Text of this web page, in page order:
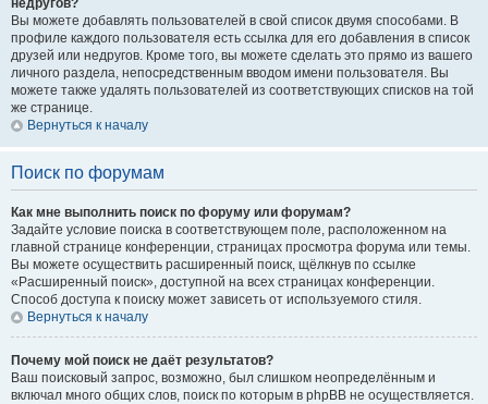
недругов?
Вы можете добавлять пользователей в свой список двумя способами. В
профиле каждого пользователя есть ссылка для его добавления в список
друзей или недругов. Кроме того, вы можете сделать это прямо из вашего
личного раздела, непосредственным вводом имени пользователя. Вы
можете также удалять пользователей из соответствующих списков на той
же странице.
Вернуться к началу
Поиск по форумам
Как мне выполнить поиск по форуму или форумам?
Задайте условие поиска в соответствующем поле, расположенном на
главной странице конференции, страницах просмотра форума или темы.
Вы можете осуществить расширенный поиск, щёлкнув по ссылке
«Расширенный поиск», доступной на всех страницах конференции.
Способ доступа к поиску может зависеть от используемого стиля.
Вернуться к началу
Почему мой поиск не даёт результатов?
Ваш поисковый запрос, возможно, был слишком неопределённым и
включал много общих слов, поиск по которым в phpBB не осуществляется.